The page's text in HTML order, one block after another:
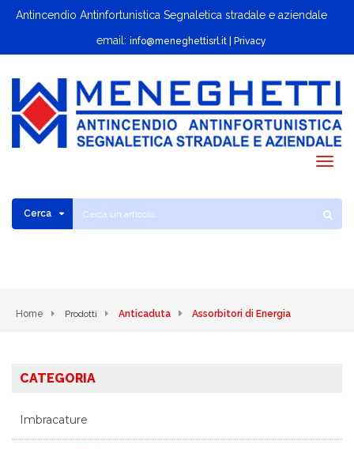
Antincendio Antinfortunistica Segnaletica stradale e aziendale
email: info@meneghettisrl.it| Privacy
Cerca
Home Prodotti Anticaduta Assorbitori di Energia
CATEGORIA
Imbracature